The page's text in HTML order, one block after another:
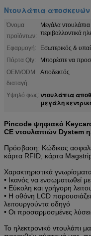
Ντουλάπια αποσκευών
Όνομα
προϊόντων:
Μεγάλα
περιβαλλοντικά
Εφαρμογή:
Εσωτερικός &
Πόρτα Qty:
Μπορέστε να
OEM/ODM
διαταγή:
Αποδεκτός
Υψηλό φως: ντουλάπια
μεγάλη
Pincode ψηφιακό
CE ντουλαπιών Dystem
Πρόσβαση: Κώδικας
κάρτα RFID, κάρτα
Χαρακτηριστικά
• Ικανός να ενσωματωθεί
• Εύκολη και γρήγορη
• Η οθόνη LCD
λειτουργούντα οδηγό
• Οι προσαρμοσμένες
Το ηλεκτρονικό ντουλάπι